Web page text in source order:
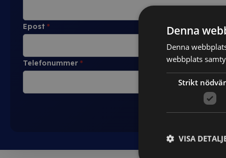
Epost *
Telefonummer *
Denna
Denna
webbplats
Strikt
VISA